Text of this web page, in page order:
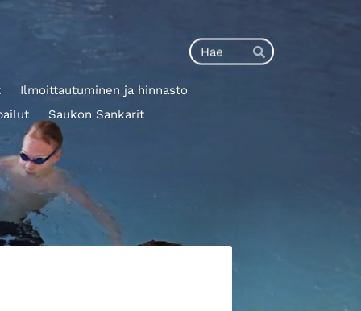
Haku
Hae
Ilmoittautuminen ja hinnasto
Saukon Sankarit